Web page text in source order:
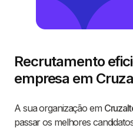
Recrutamento
empresa em
A sua organização em
passar os melhores